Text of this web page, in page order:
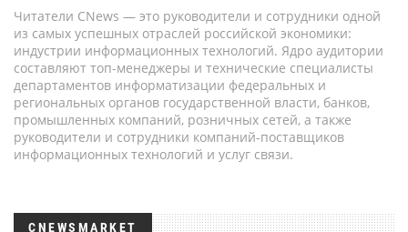
Читатели CNews — это руководители и сотрудники одной
из самых успешных отраслей российской экономики:
индустрии информационных технологий. Ядро аудитории
составляют топ-менеджеры и технические специалисты
департаментов информатизации федеральных и
региональных органов государственной власти, банков,
промышленных компаний, розничных сетей, а также
руководители и сотрудники компаний-поставщиков
информационных технологий и услуг связи.
CNEWSMARKET